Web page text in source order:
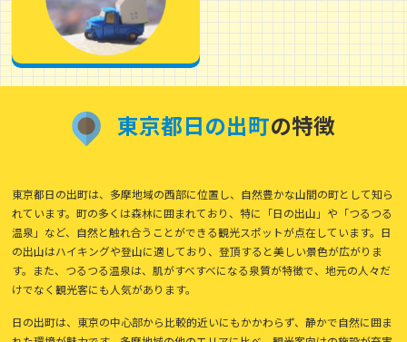
東京都日の出町の特徴
東京都日の出町は、多摩地域の西部に位置し、自然豊かな山間の町として知ら
れています。町の多くは森林に囲まれており、特に「日の出山」や「つるつる
温泉」など、自然と触れ合うことができる観光スポットが点在しています。日
の出山はハイキングや登山に適しており、登頂すると美しい景色が広がりま
す。また、つるつる温泉は、肌がすべすべになる泉質が特徴で、地元の人々だ
けでなく観光客にも人気があります。
日の出町は、東京の中心部から比較的近いにもかかわらず、静かで自然に囲ま